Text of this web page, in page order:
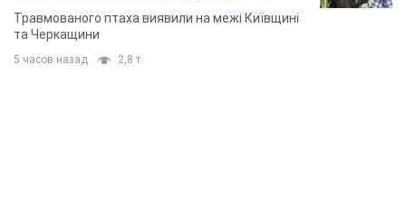
Травмованого птаха виявили на межі Київщині
та Черкащини
5 часов назад 2,8 т.